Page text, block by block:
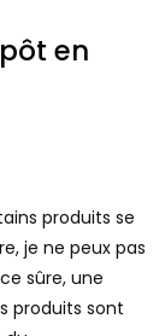
en
produits se
je ne peux pas
sûre, une
produits sont